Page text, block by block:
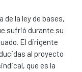
de la ley de bases,
sufrió durante su
El dirigente
al proyecto
que es la